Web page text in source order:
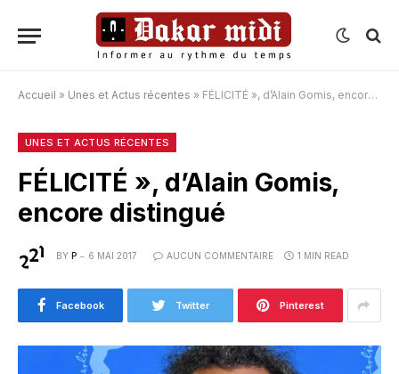
Accueil » Unes et Actus récentes » FÉLICITÉ », d’Alain Gomis, encore distingué
UNES ET ACTUS RÉCENTES
FÉLICITÉ », d’Alain Gomis,
encore distingué
BY P 6 MAI 2017 AUCUN COMMENTAIRE 1 MIN READ
Facebook Twitter Pinterest